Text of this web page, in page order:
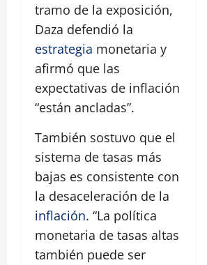
tramo de la exposición,
Daza defendió la
estrategia monetaria y
afirmó que las
expectativas de inflación
“están ancladas”.
También sostuvo que el
sistema de tasas más
bajas es consistente con
la desaceleración de la
inflación. “La política
monetaria de tasas altas
también puede ser